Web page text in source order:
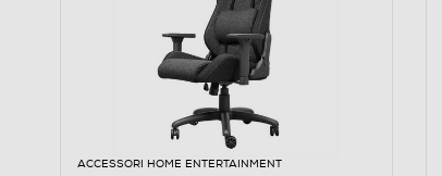
ACCESSORI HOME ENTERTAINMENT